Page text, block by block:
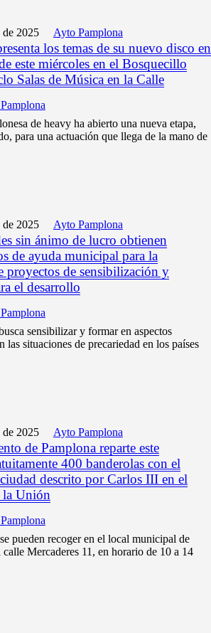
de 2025 Ayto Pamplona
los temas de su nuevo disco en
este miércoles en el Bosquecillo
Salas de Música en la Calle
de heavy ha abierto una nueva etapa,
para una actuación que llega de la mano de
de 2025 Ayto Pamplona
sin ánimo de lucro obtienen
de ayuda municipal para la
proyectos de sensibilización y
el desarrollo
sensibilizar y formar en aspectos
las situaciones de precariedad en los países
de 2025 Ayto Pamplona
de Pamplona reparte este
400 banderolas con el
descrito por Carlos III en el
Unión
pueden recoger en el local municipal de
Mercaderes 11, en horario de 10 a 14